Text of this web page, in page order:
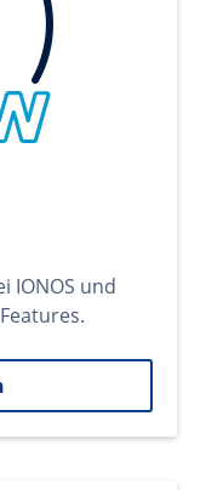
IONOS und